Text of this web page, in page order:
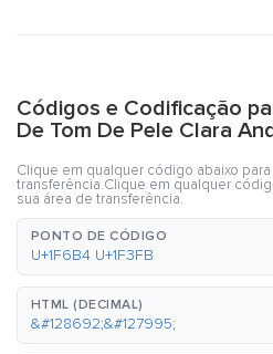
Códigos e Codificação
De Tom De Pele Clara
Clique em qualquer código abaixo
transferência.Clique em qualquer
sua área de transferência.
PONTO DE CÓDIGO
U+1F6B4 U+1F3FB
HTML (DECIMAL)
&#128692;&#127995;